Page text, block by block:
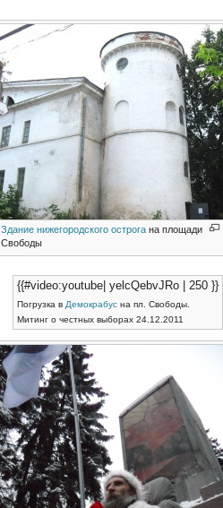
Здание нижегородского острога на площади
Свободы
{{#video:youtube| yelcQebvJRo | 250 }}
Погрузка вДемокрабус на пл. Свободы.
Митинг о честных выборах 24.12.2011